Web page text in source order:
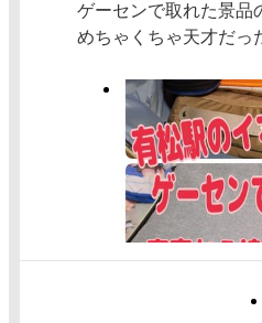
ゲーセンで取れた景品
めちゃくちゃ天才だ